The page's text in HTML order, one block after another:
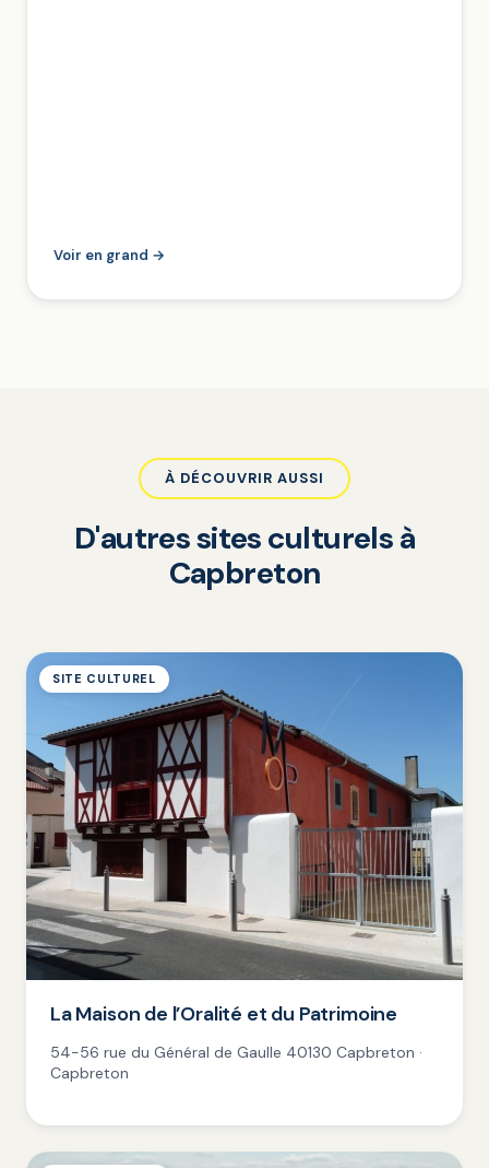
Voir en grand →
À DÉCOUVRIR AUSSI
D'autres sites culturels à
Capbreton
SITE CULTUREL
La Maison de l’Oralité et du Patrimoine
54-56 rue du Général de Gaulle 40130 Capbreton ·
Capbreton